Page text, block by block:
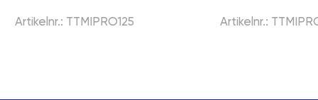
Artikelnr.: TTMIPRO125 Artikelnr.: